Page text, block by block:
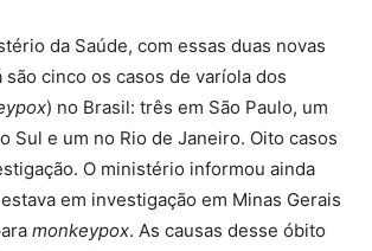
da Saúde, com essas duas novas
cinco os casos de varíola dos
) no Brasil: três em São Paulo, um
Sul e um no Rio de Janeiro. Oito casos
O ministério informou ainda
em investigação em Minas Gerais
monkeypox. As causas desse óbito